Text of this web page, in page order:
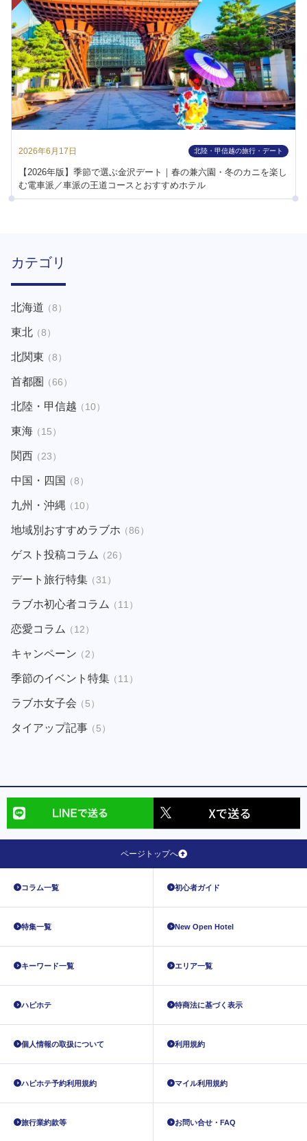
2026年6月17日 北陸・甲信越の旅行・デート
【2026年版】季節で選ぶ金沢デート｜春の兼六園・冬のカニを楽し
む電車派／車派の王道コースとおすすめホテル
カテゴリ
北海道（8）
東北（8）
北関東（8）
首都圏 （66）
北陸・甲信越（10）
東海（15）
関西 （23）
中国・四国 （8）
九州・沖縄（10）
地域別おすすめラブホ（86）
ゲスト投稿コラム （26）
デート旅行特集（31）
ラブホ初心者コラム （11）
恋愛コラム （12）
キャンペーン（2）
季節のイベント特集（11）
ラブホ女子会（5）
タイアップ記事（5）
ページトップへ
コラム一覧 初心者ガイド
特集一覧 New Open Hotel
キーワード一覧 エリア一覧
ハピホテ 特商法に基づく表示
個人情報の取扱について 利用規約
ハピホテ予約利用規約 マイル利用規約
旅行業約款等 お問い合せ・FAQ